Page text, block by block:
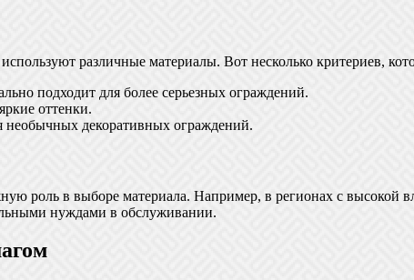
различные материалы. Вот несколько критериев,
подходит для более серьезных ограждений.
оттенки.
необычных декоративных ограждений.
роль в выборе материала. Например, в регионах с высокой
нуждами в обслуживании.